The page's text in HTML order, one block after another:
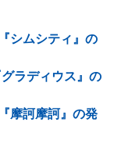
シムシティ』の
ラディウス』の
摩訶摩訶』の発